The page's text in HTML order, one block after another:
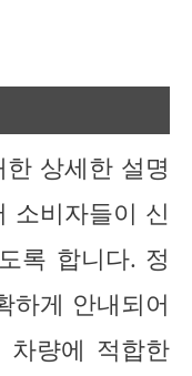
상세한 설명
소비자들이 신
록 합니다. 정
하게 안내되어
차량에 적합한